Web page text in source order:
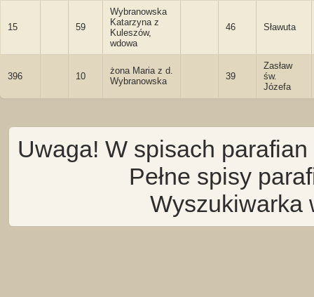
15 59
Wybranowska
Katarzyna z
Kuleszów,
wdowa
46 Sławuta
396 10
żona Maria z d.
Wybranowska
39
Zasław
św.
Józefa
Uwaga! W spisach
Pełne spisy
Wyszukiwarka